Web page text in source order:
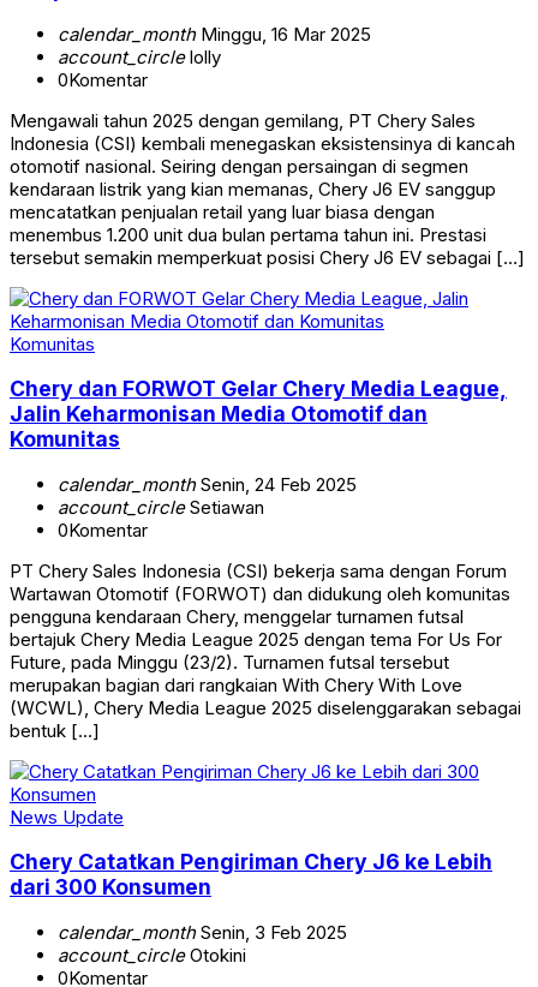
calendar_monthMinggu, 16 Mar 2025
account_circlelolly
0Komentar
Mengawali tahun 2025 dengan gemilang, PT Chery Sales
Indonesia (CSI) kembali menegaskan eksistensinya di kancah
otomotif nasional. Seiring dengan persaingan di segmen
kendaraan listrik yang kian memanas, Chery J6 EV sanggup
mencatatkan penjualan retail yang luar biasa dengan
menembus 1.200 unit dua bulan pertama tahun ini. Prestasi
tersebut semakin memperkuat posisi Chery J6 EV sebagai […]
Komunitas
Chery dan FORWOT Gelar Chery Media League,
Jalin Keharmonisan Media Otomotif dan
Komunitas
calendar_monthSenin, 24 Feb 2025
account_circleSetiawan
0Komentar
PT Chery Sales Indonesia (CSI) bekerja sama dengan Forum
Wartawan Otomotif (FORWOT) dan didukung oleh komunitas
pengguna kendaraan Chery, menggelar turnamen futsal
bertajuk Chery Media League 2025 dengan tema For Us For
Future, pada Minggu (23/2). Turnamen futsal tersebut
merupakan bagian dari rangkaian With Chery With Love
(WCWL), Chery Media League 2025 diselenggarakan sebagai
bentuk […]
News Update
Chery Catatkan Pengiriman Chery J6 ke Lebih
dari 300 Konsumen
calendar_monthSenin, 3 Feb 2025
account_circleOtokini
0Komentar